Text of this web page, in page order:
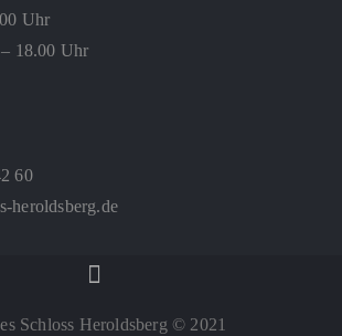
Uhr
18.00 Uhr
60
heroldsberg.de
Schloss Heroldsberg © 2021